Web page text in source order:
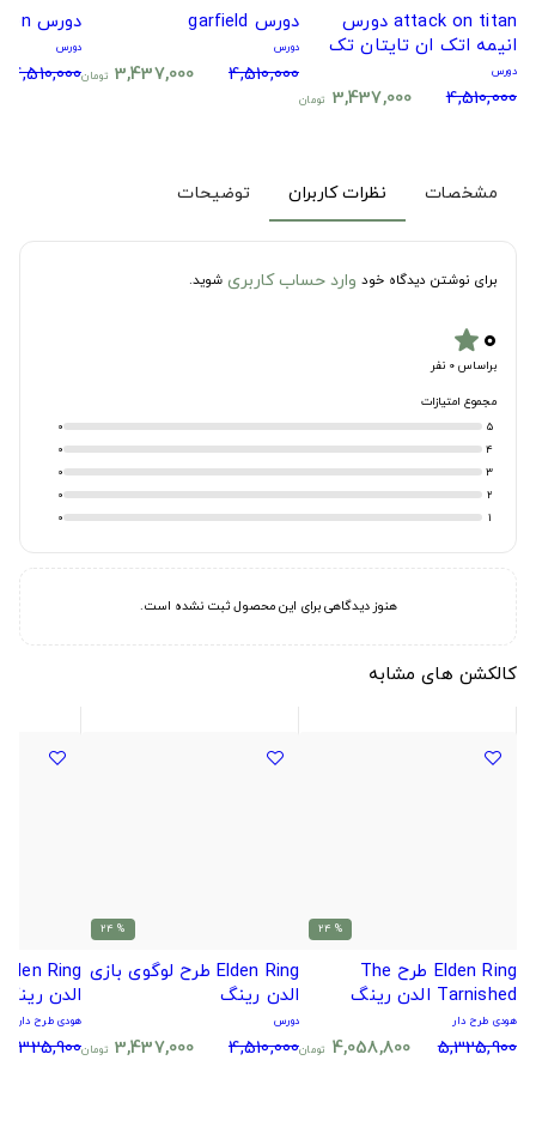
attack on titan دورس
انیمه اتک ان تایتان تک
سایز
دورس
4,510,000
3,437,000 تومان
دورس garfield
دورس
4,510,000
3,437,000 تومان
دورس the boy and heron
دورس
4,510,000
مشخصات نظرات کاربران توضیحات
برای نوشتن دیدگاه خود وارد حساب کاربری شوید.
۰star
براساس 0 نفر
مجموع امتیازات
5
0
4
0
3
0
2
0
1
0
هنوز دیدگاهی برای این محصول ثبت نشده است.
کالکشن های مشابه
% 24
Elden Ring طرح The
Tarnished الدن رینگ
هودی طرح دار
5,325,900
4,058,800 تومان
% 24
Elden Ring طرح لوگوی بازی
الدن رینگ
دورس
4,510,000
3,437,000 تومان
الدن رینگ
هودی طرح دار
5,325,900